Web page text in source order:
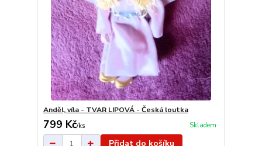
Anděl, víla - TVAR LIPOVÁ - Česká loutka
799 Kč/ks Skladem
Přidat do košíku